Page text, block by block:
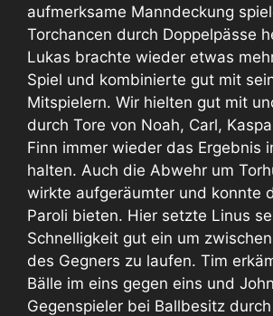
aufmerksame Manndeckung
Torchancen durch Doppelpässe
Lukas brachte wieder etwas
Spiel und kombinierte gut mit
Mitspielern. Wir hielten gut mit
durch Tore von Noah, Carl,
Finn immer wieder das Ergebnis
halten. Auch die Abwehr um
wirkte aufgeräumter und konnte
Paroli bieten. Hier setzte Linus
Schnelligkeit gut ein um
des Gegners zu laufen. Tim
Bälle im eins gegen eins und
Gegenspieler bei Ballbesitz